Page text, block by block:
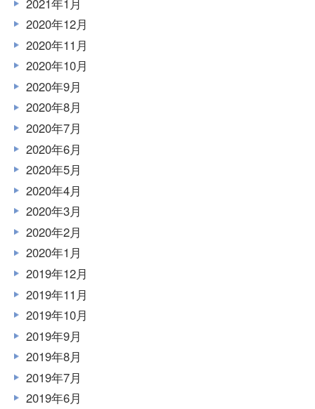
2020年12月
2020年11月
2020年10月
2020年9月
2020年8月
2020年7月
2020年6月
2020年5月
2020年4月
2020年3月
2020年2月
2020年1月
2019年12月
2019年11月
2019年10月
2019年9月
2019年8月
2019年7月
2019年6月